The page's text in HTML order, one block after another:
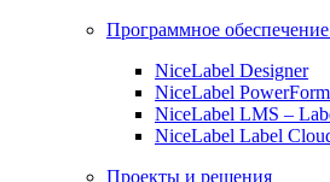
Программное
NiceLabel Designer
NiceLabel
NiceLabel LMS –
NiceLabel Label
Проекты и решения